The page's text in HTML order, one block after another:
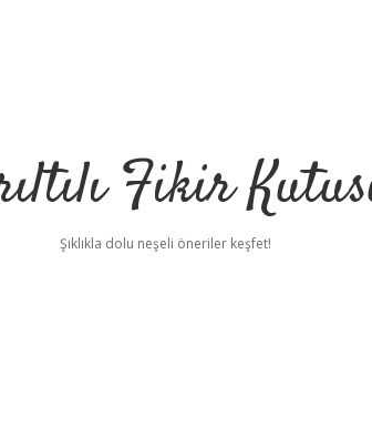
Fikir
Şıklıkla dolu neşeli öneriler keşfet!